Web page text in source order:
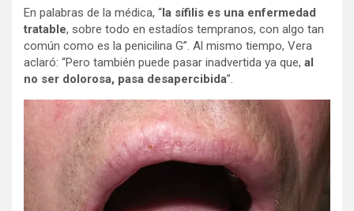
En palabras de la médica, “ la sífilis es una enfermedad
tratable, sobre todo en estadíos tempranos, con algo tan
común como es la penicilina G”. Al mismo tiempo, Vera
aclaró: “Pero también puede pasar inadvertida ya que, al
no ser dolorosa, pasa desapercibida”.